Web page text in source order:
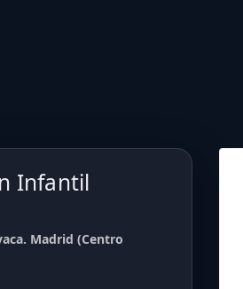
Infantil
Madrid (Centro